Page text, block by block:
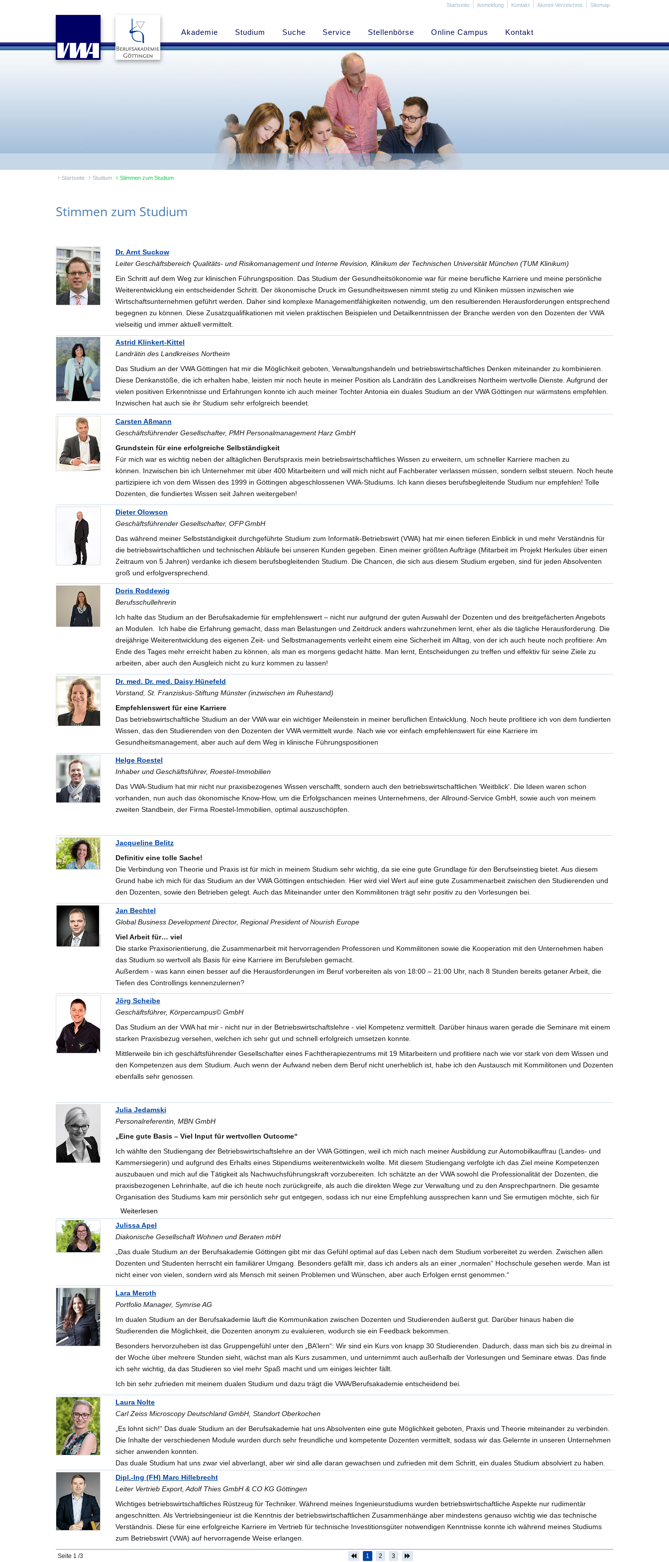
Startseite Anmeldung Kontakt Alumni-Verzeichnis Sitemap
Akademie Studium Suche Service Stellenbörse Online Campus Kontakt
Startseite Studium Stimmen zum Studium
Stimmen zum Studium
Dr. Arnt Suckow
Leiter Geschäftsbereich Qualitäts- und Risikomanagement und Interne Revision, Klinikum der Technischen Universität München (TUM Klinikum)
Ein Schritt auf dem Weg zur klinischen Führungsposition. Das Studium der Gesundheitsökonomie war für meine berufliche Karriere und meine persönliche
Weiterentwicklung ein entscheidender Schritt. Der ökonomische Druck im Gesundheitswesen nimmt stetig zu und Kliniken müssen inzwischen wie
Wirtschaftsunternehmen geführt werden. Daher sind komplexe Managementfähigkeiten notwendig, um den resultierenden Herausforderungen entsprechend
begegnen zu können. Diese Zusatzqualifikationen mit vielen praktischen Beispielen und Detailkenntnissen der Branche werden von den Dozenten der VWA
vielseitig und immer aktuell vermittelt.
Astrid Klinkert-Kittel
Landrätin des Landkreises Northeim
Das Studium an der VWA Göttingen hat mir die Möglichkeit geboten, Verwaltungshandeln und betriebswirtschaftliches Denken miteinander zu kombinieren.
Diese Denkanstöße, die ich erhalten habe, leisten mir noch heute in meiner Position als Landrätin des Landkreises Northeim wertvolle Dienste. Aufgrund der
vielen positiven Erkenntnisse und Erfahrungen konnte ich auch meiner Tochter Antonia ein duales Studium an der VWA Göttingen nur wärmstens empfehlen.
Inzwischen hat auch sie ihr Studium sehr erfolgreich beendet.
Carsten Aßmann
Geschäftsführender Gesellschafter, PMH Personalmanagement Harz GmbH
Grundstein für eine erfolgreiche Selbständigkeit
Für mich war es wichtig neben der alltäglichen Berufspraxis mein betriebswirtschaftliches Wissen zu erweitern, um schneller Karriere machen zu
können. Inzwischen bin ich Unternehmer mit über 400 Mitarbeitern und will mich nicht auf Fachberater verlassen müssen, sondern selbst steuern. Noch heute
partizipiere ich von dem Wissen des 1999 in Göttingen abgeschlossenen VWA-Studiums. Ich kann dieses berufsbegleitende Studium nur empfehlen! Tolle
Dozenten, die fundiertes Wissen seit Jahren weitergeben!
Dieter Olowson
Geschäftsführender Gesellschafter, OFP GmbH
Das während meiner Selbstständigkeit durchgeführte Studium zum Informatik-Betriebswirt (VWA) hat mir einen tieferen Einblick in und mehr Verständnis für
die betriebswirtschaftlichen und technischen Abläufe bei unseren Kunden gegeben. Einen meiner größten Aufträge (Mitarbeit im Projekt Herkules über einen
Zeitraum von 5 Jahren) verdanke ich diesem berufsbegleitenden Studium. Die Chancen, die sich aus diesem Studium ergeben, sind für jeden Absolventen
groß und erfolgversprechend.
Doris Roddewig
Berufsschullehrerin
Ich halte das Studium an der Berufsakademie für empfehlenswert – nicht nur aufgrund der guten Auswahl der Dozenten und des breitgefächerten Angebots
an Modulen. Ich habe die Erfahrung gemacht, dass man Belastungen und Zeitdruck anders wahrzunehmen lernt, eher als die tägliche Herausforderung. Die
dreijährige Weiterentwicklung des eigenen Zeit- und Selbstmanagements verleiht einem eine Sicherheit im Alltag, von der ich auch heute noch profitiere: Am
Ende des Tages mehr erreicht haben zu können, als man es morgens gedacht hätte. Man lernt, Entscheidungen zu treffen und effektiv für seine Ziele zu
arbeiten, aber auch den Ausgleich nicht zu kurz kommen zu lassen!
Dr. med. Dr. med. Daisy Hünefeld
Vorstand, St. Franziskus-Stiftung Münster (inzwischen im Ruhestand)
Empfehlenswert für eine Karriere
Das betriebswirtschaftliche Studium an der VWA war ein wichtiger Meilenstein in meiner beruflichen Entwicklung. Noch heute profitiere ich von dem fundierten
Wissen, das den Studierenden von den Dozenten der VWA vermittelt wurde. Nach wie vor einfach empfehlenswert für eine Karriere im
Gesundheitsmanagement, aber auch auf dem Weg in klinische Führungspositionen
Helge Roestel
Inhaber und Geschäftsführer, Roestel-Immobilien
Das VWA-Studium hat mir nicht nur praxisbezogenes Wissen verschafft, sondern auch den betriebswirtschaftlichen 'Weitblick'. Die Ideen waren schon
vorhanden, nun auch das ökonomische Know-How, um die Erfolgschancen meines Unternehmens, der Allround-Service GmbH, sowie auch von meinem
zweiten Standbein, der Firma Roestel-Immobilien, optimal auszuschöpfen.
Jacqueline Belitz
Definitiv eine tolle Sache!
Die Verbindung von Theorie und Praxis ist für mich in meinem Studium sehr wichtig, da sie eine gute Grundlage für den Berufseinstieg bietet. Aus diesem
Grund habe ich mich für das Studium an der VWA Göttingen entschieden. Hier wird viel Wert auf eine gute Zusammenarbeit zwischen den Studierenden und
den Dozenten, sowie den Betrieben gelegt. Auch das Miteinander unter den Kommilitonen trägt sehr positiv zu den Vorlesungen bei.
Jan Bechtel
Global Business Development Director, Regional President of Nourish Europe
Viel Arbeit für… viel
Die starke Praxisorientierung, die Zusammenarbeit mit hervorragenden Professoren und Kommilitonen sowie die Kooperation mit den Unternehmen haben
das Studium so wertvoll als Basis für eine Karriere im Berufsleben gemacht.
Außerdem - was kann einen besser auf die Herausforderungen im Beruf vorbereiten als von 18:00 – 21:00 Uhr, nach 8 Stunden bereits getaner Arbeit, die
Tiefen des Controllings kennenzulernen?
Jörg Scheibe
Geschäftsführer, Körpercampus© GmbH
Das Studium an der VWA hat mir - nicht nur in der Betriebswirtschaftslehre - viel Kompetenz vermittelt. Darüber hinaus waren gerade die Seminare mit einem
starken Praxisbezug versehen, welchen ich sehr gut und schnell erfolgreich umsetzen konnte.
Mittlerweile bin ich geschäftsführender Gesellschafter eines Fachtherapiezentrums mit 19 Mitarbeitern und profitiere nach wie vor stark von dem Wissen und
den Kompetenzen aus dem Studium. Auch wenn der Aufwand neben dem Beruf nicht unerheblich ist, habe ich den Austausch mit Kommilitonen und Dozenten
ebenfalls sehr genossen.
Julia Jedamski
Personalreferentin, MBN GmbH
„Eine gute Basis – Viel Input für wertvollen Outcome“
Ich wählte den Studiengang der Betriebswirtschaftslehre an der VWA Göttingen, weil ich mich nach meiner Ausbildung zur Automobilkauffrau (Landes- und
Kammersiegerin) und aufgrund des Erhalts eines Stipendiums weiterentwickeln wollte. Mit diesem Studiengang verfolgte ich das Ziel meine Kompetenzen
auszubauen und mich auf die Tätigkeit als Nachwuchsführungskraft vorzubereiten. Ich schätzte an der VWA sowohl die Professionalität der Dozenten, die
praxisbezogenen Lehrinhalte, auf die ich heute noch zurückgreife, als auch die direkten Wege zur Verwaltung und zu den Ansprechpartnern. Die gesamte
Organisation des Studiums kam mir persönlich sehr gut entgegen, sodass ich nur eine Empfehlung aussprechen kann und Sie ermutigen möchte, sich für
einen Studiengang an der VWA zu entscheiden.
Die Thesis von Frau Krähe wurde unter dem Titel „Wie Konsumenten ticken“ veröffentlicht.
http://www.amazon.de/Wie-Konsumenten-ticken-Neuromarketing-Positionierung/dp/3639476077
Weiterlesen
Julissa Apel
Diakonische Gesellschaft Wohnen und Beraten mbH
„Das duale Studium an der Berufsakademie Göttingen gibt mir das Gefühl optimal auf das Leben nach dem Studium vorbereitet zu werden. Zwischen allen
Dozenten und Studenten herrscht ein familiärer Umgang. Besonders gefällt mir, dass ich anders als an einer „normalen“ Hochschule gesehen werde. Man ist
nicht einer von vielen, sondern wird als Mensch mit seinen Problemen und Wünschen, aber auch Erfolgen ernst genommen.“
Lara Meroth
Portfolio Manager, Symrise AG
Im dualen Studium an der Berufsakademie läuft die Kommunikation zwischen Dozenten und Studierenden äußerst gut. Darüber hinaus haben die
Studierenden die Möglichkeit, die Dozenten anonym zu evaluieren, wodurch sie ein Feedback bekommen.
Besonders hervorzuheben ist das Gruppengefühl unter den „BA’lern“: Wir sind ein Kurs von knapp 30 Studierenden. Dadurch, dass man sich bis zu dreimal in
der Woche über mehrere Stunden sieht, wächst man als Kurs zusammen, und unternimmt auch außerhalb der Vorlesungen und Seminare etwas. Das finde
ich sehr wichtig, da das Studieren so viel mehr Spaß macht und um einiges leichter fällt.
Ich bin sehr zufrieden mit meinem dualen Studium und dazu trägt die VWA/Berufsakademie entscheidend bei.
Laura Nolte
Carl Zeiss Microscopy Deutschland GmbH, Standort Oberkochen
„Es lohnt sich!“ Das duale Studium an der Berufsakademie hat uns Absolventen eine gute Möglichkeit geboten, Praxis und Theorie miteinander zu verbinden.
Die Inhalte der verschiedenen Module wurden durch sehr freundliche und kompetente Dozenten vermittelt, sodass wir das Gelernte in unseren Unternehmen
sicher anwenden konnten.
Das duale Studium hat uns zwar viel abverlangt, aber wir sind alle daran gewachsen und zufrieden mit dem Schritt, ein duales Studium absolviert zu haben.
Dipl.-Ing (FH) Marc Hillebrecht
Leiter Vertrieb Export, Adolf Thies GmbH & CO KG Göttingen
Wichtiges betriebswirtschaftliches Rüstzeug für Techniker. Während meines Ingenieurstudiums wurden betriebswirtschaftliche Aspekte nur rudimentär
angeschnitten. Als Vertriebsingenieur ist die Kenntnis der betriebswirtschaftlichen Zusammenhänge aber mindestens genauso wichtig wie das technische
Verständnis. Diese für eine erfolgreiche Karriere im Vertrieb für technische Investitionsgüter notwendigen Kenntnisse konnte ich während meines Studiums
zum Betriebswirt (VWA) auf hervorragende Weise erlangen.
Seite 1 /3 1 2 3